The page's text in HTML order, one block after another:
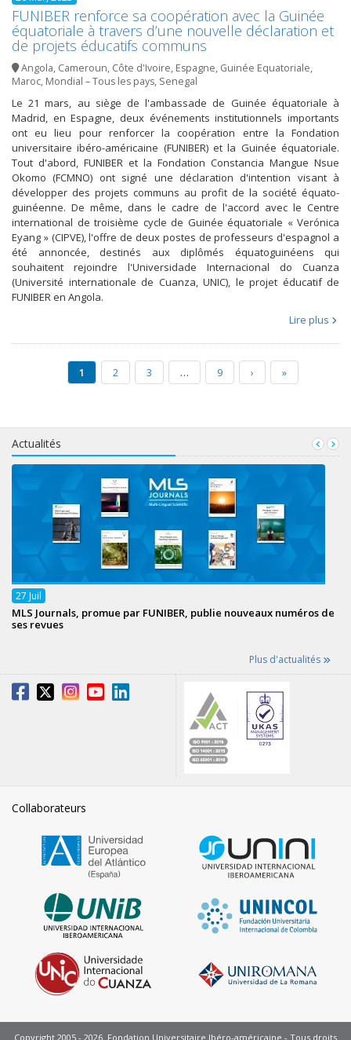
FUNIBER renforce sa coopération avec la Guinée
équatoriale à travers d’une nouvelle déclaration et
de projets éducatifs communs
Angola, Cameroun, Côte d'Ivoire, Espagne, Guinée Equatoriale,
Maroc, Mondial – Tous les pays, Senegal
Le 21 mars, au siège de l'ambassade de Guinée équatoriale à
Madrid, en Espagne, deux événements institutionnels importants
ont eu lieu pour renforcer la coopération entre la Fondation
universitaire ibéro-américaine (FUNIBER) et la Guinée équatoriale.
Tout d'abord, FUNIBER et la Fondation Constancia Mangue Nsue
Okomo (FCMNO) ont signé une déclaration d'intention visant à
développer des projets communs au profit de la société équato-
guinéenne. De même, dans le cadre de l'accord avec le Centre
international de troisième cycle de Guinée équatoriale « Verónica
Eyang » (CIPVE), l'offre de deux postes de professeurs d'espagnol a
été annoncée, destinés aux diplômés équatoguinéens qui
souhaitent rejoindre l'Universidade Internacional do Cuanza
(Université internationale de Cuanza, UNIC), le projet éducatif de
FUNIBER en Angola.
Lire plus
1 2 3 … 9 › »
Actualités
27 Juil
MLS Journals, promue par FUNIBER, publie nouveaux numéros de
ses revues
Plus d'actualités
Collaborateurs
Copyright 2005 - 2026. Fondation Universitaire Ibéro-américaine - Tous droits